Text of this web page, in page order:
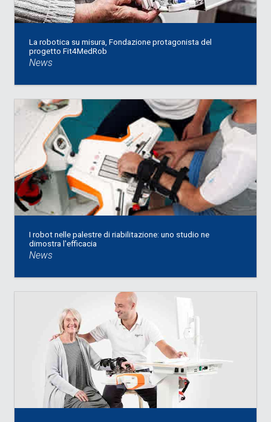
La robotica su misura, Fondazione protagonista del
progetto Fit4MedRob
News
I robot nelle palestre di riabilitazione: uno studio ne
dimostra l'efficacia
News